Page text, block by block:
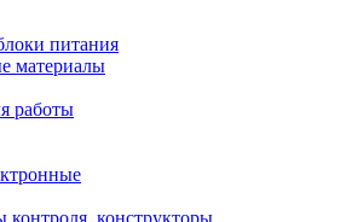
питания
материалы
работы
конструкторы